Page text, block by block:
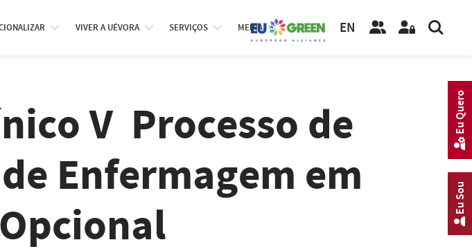
VIVER A UÉVORA SERVIÇOS MEDIA EN
V  Processo de
Enfermagem em
Eu Sou
Eu Quero